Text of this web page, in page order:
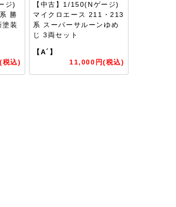
ジ)
勝
装
込)
【中古】1/150(Nゲージ)
マイクロエース 211・213
系 スーパーサルーンゆめ
じ 3両セット
【A´】
11,000円(税込)